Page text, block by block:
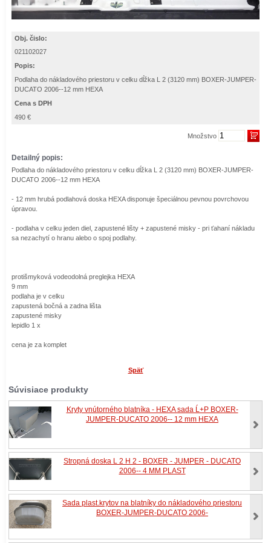
Obj. čislo:
021102027
Popis:
Podlaha do nákladového priestoru v celku dĺžka L 2 (3120 mm) BOXER-JUMPER-
DUCATO 2006--12 mm HEXA
Cena s DPH
490 €
Množstvo
Detailný popis:
Podlaha do nákladového priestoru v celku dĺžka L 2 (3120 mm) BOXER-JUMPER-
DUCATO 2006--12 mm HEXA
- 12 mm hrubá podlahová doska HEXA disponuje špeciálnou pevnou povrchovou
úpravou.
- podlaha v celku jeden diel, zapustené lišty + zapustené misky - pri ťahaní nákladu
sa nezachytí o hranu alebo o spoj podlahy.
protišmyková vodeodolná preglejka HEXA
9 mm
podlaha je v celku
zapustená bočná a zadna lišta
zapustené misky
lepidlo 1 x
cena je za komplet
Späť
Súvisiace produkty
Kryty vnútorného blatníka - HEXA sada Ĺ+P BOXER-
JUMPER-DUCATO 2006-- 12 mm HEXA
Stropná doska L 2 H 2 - BOXER - JUMPER - DUCATO
2006-- 4 MM PLAST
Sada plast.krytov na blatníky do nákladového priestoru
BOXER-JUMPER-DUCATO 2006-